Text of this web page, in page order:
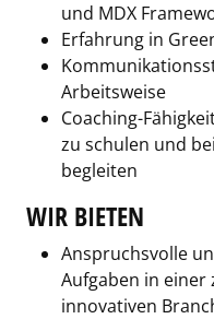
und MDX
Erfahrung in
Arbeitsweise
Coaching-
zu schulen und
begleiten
WIR BIETEN
Anspruchsvolle
Aufgaben in
innovativen